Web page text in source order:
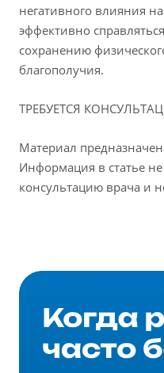
негативного влияния
эффективно
сохранению
благополучия.
ТРЕБУЕТСЯ
Материал
Информация в статье
консультацию врача и